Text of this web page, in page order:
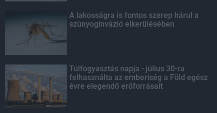
A lakosságra is fontos szerep hárul a
szúnyoginvázió elkerülésében
Túlfogyasztás napja - július 30-ra
felhasználta az emberiség a Föld egész
évre elegendő erőforrásait